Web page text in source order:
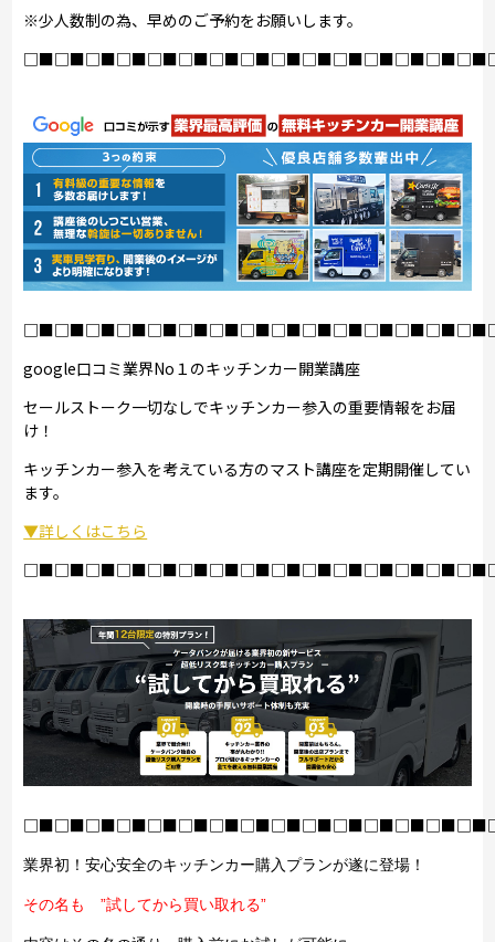
※少人数制の為、早めのご予約をお願いします。
google口コミ業界No１のキッチンカー開業講座
セールストーク一切なしでキッチンカー参入の重要情報をお届
け！
キッチンカー参入を考えている方のマスト講座を定期開催してい
ます。
▼詳しくはこちら
業界初！安心安全のキッチンカー購入プランが遂に登場！
その名も ”試してから買い取れる”